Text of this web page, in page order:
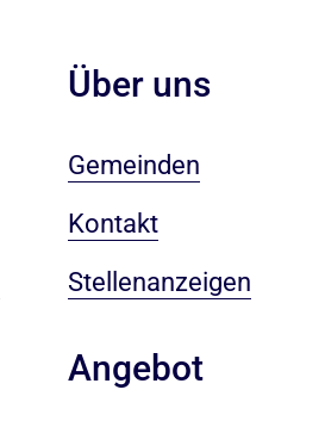
Über uns
Gemeinden
Kontakt
Stellenanzeigen
Angebot